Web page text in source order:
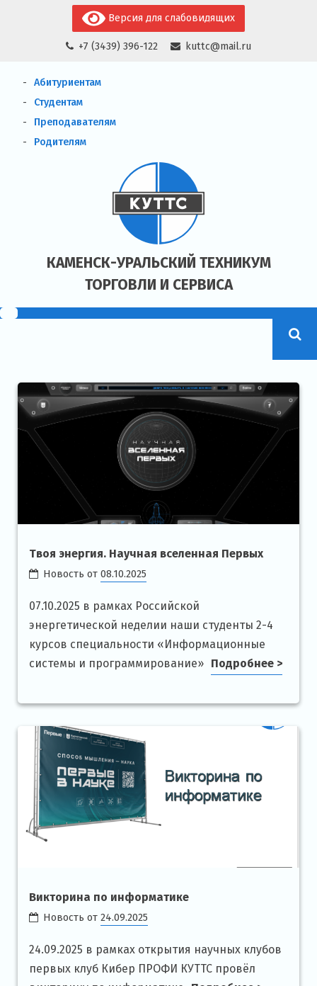
+7 (3439) 396-122 kuttc@mail.ru
Версия для слабовидящих
КАМЕНСК-УРАЛЬСКИЙ ТЕХНИКУМ
ТОРГОВЛИ И СЕРВИСА
Абитуриентам
Студентам
Преподавателям
Родителям
Твоя энергия. Научная вселенная Первых
Новость от08.10.2025
07.10.2025 в рамках Российской
энергетической неделии наши студенты 2-4
курсов специальности «Информационные
системы и программирование» Подробнее >
Викторина по информатике
Новость от24.09.2025
24.09.2025 в рамках открытия научных клубов
первых клуб Кибер ПРОФИ КУТТС провёл